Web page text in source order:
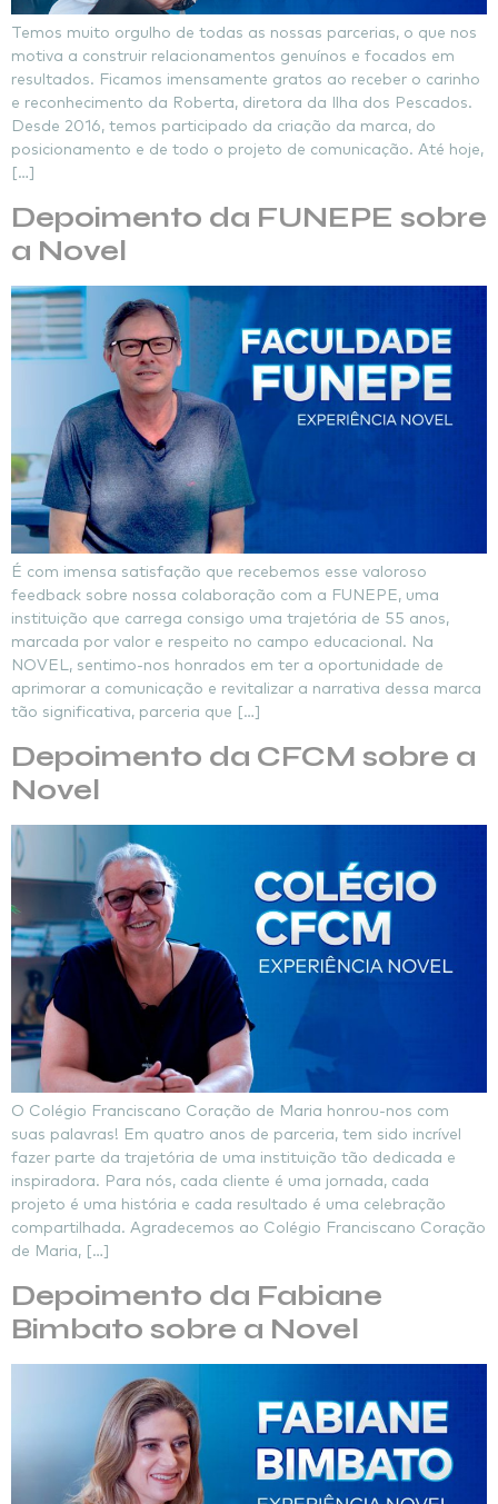
Temos muito orgulho de todas as nossas parcerias, o que nos
motiva a construir relacionamentos genuínos e focados em
resultados. Ficamos imensamente gratos ao receber o carinho
e reconhecimento da Roberta, diretora da Ilha dos Pescados.
Desde 2016, temos participado da criação da marca, do
posicionamento e de todo o projeto de comunicação. Até hoje,
[…]
Depoimento da FUNEPE sobre
a Novel
É com imensa satisfação que recebemos esse valoroso
feedback sobre nossa colaboração com a FUNEPE, uma
instituição que carrega consigo uma trajetória de 55 anos,
marcada por valor e respeito no campo educacional. Na
NOVEL, sentimo-nos honrados em ter a oportunidade de
aprimorar a comunicação e revitalizar a narrativa dessa marca
tão significativa, parceria que […]
Depoimento da CFCM sobre a
Novel
O Colégio Franciscano Coração de Maria honrou-nos com
suas palavras! Em quatro anos de parceria, tem sido incrível
fazer parte da trajetória de uma instituição tão dedicada e
inspiradora. Para nós, cada cliente é uma jornada, cada
projeto é uma história e cada resultado é uma celebração
compartilhada. Agradecemos ao Colégio Franciscano Coração
de Maria, […]
Depoimento da Fabiane
Bimbato sobre a Novel